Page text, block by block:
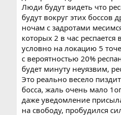
Люди будут видеть что
будут вокруг этих боссов
ночам с задротами
которых 2 в час респается
условно на локацию 5
с вероятностью 20%
будет минуту неуязвим,
Это реально весело
босса, жаль очень мало
даже уведомление
на свободу, пробудился